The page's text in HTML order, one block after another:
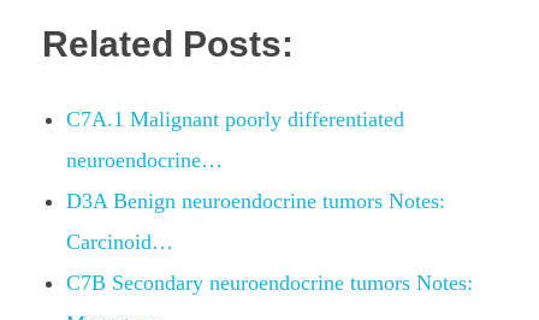
Related Posts:
C7A.1 Malignant poorly differentiated
neuroendocrine…
D3A Benign neuroendocrine tumors Notes:
Carcinoid…
C7B Secondary neuroendocrine tumors Notes: